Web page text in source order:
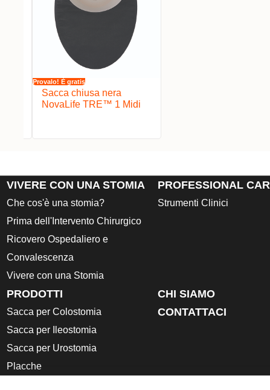
Provalo! È gratis
Sacca chiusa nera
NovaLife TRE™ 1 Midi
VIVERE CON UNA STOMIA
Che cos'è una stomia?
Prima dell'Intervento Chirurgico
Ricovero Ospedaliero e
Convalescenza
Vivere con una Stomia
PROFESSIONAL
Strumenti Clinici
PRODOTTI
Sacca per Colostomia
Sacca per Ileostomia
Sacca per Urostomia
Placche
CHI SIAMO
CONTATTACI